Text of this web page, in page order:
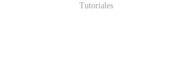
Tutoriales